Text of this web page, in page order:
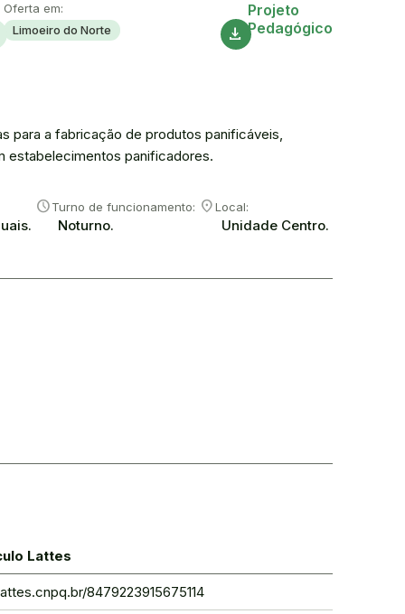
Oferta em:
Limoeiro do Norte
download
Projeto
Pedagógico
para a fabricação de produtos panificáveis,
estabelecimentos panificadores.
ScheduleTurno de funcionamento:
Noturno.
RoomLocal:
Unidade Centro.
Lattes
8479223915675114